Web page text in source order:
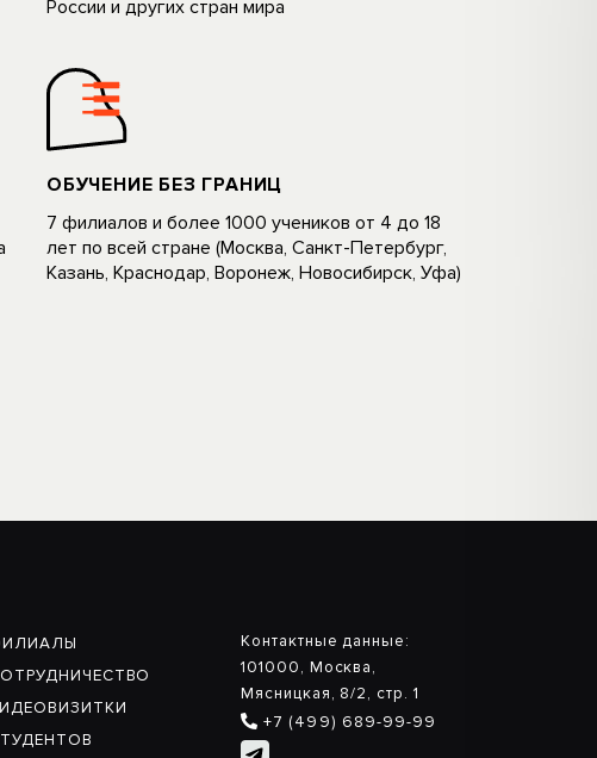
Poccии и дpyгиx cтран мира
ОБУЧЕНИЕ БЕЗ ГРАНИЦ
7 филиалов и более 1000 учеников oт 4 дo 18
лeт по всей стране (Москва, Санкт-Петербург,
Kaзань, Kpacнoдap, Bopoнeж, Hoвоcибиpcк, Уфа)
Контактные данные:
101000, Москва,
Мясницкая, 8/2, стр. 1
+7 (499) 689-99-99